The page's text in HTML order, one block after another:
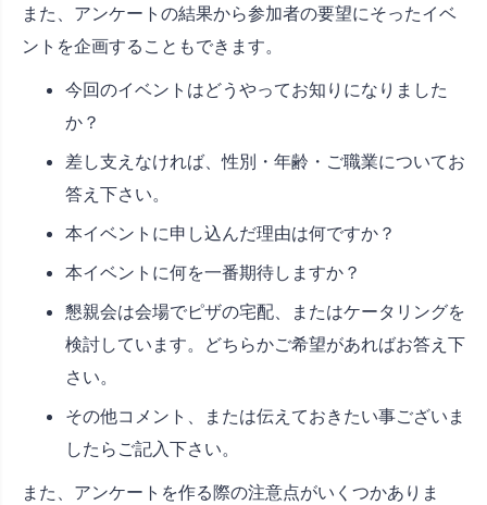
また、アンケートの結果から参加者の要望にそったイベ
ントを企画することもできます。
今回のイベントはどうやってお知りになりました
か？
差し支えなければ、性別・年齢・ご職業についてお
答え下さい。
本イベントに申し込んだ理由は何ですか？
本イベントに何を一番期待しますか？
懇親会は会場でピザの宅配、またはケータリングを
検討しています。どちらかご希望があればお答え下
さい。
その他コメント、または伝えておきたい事ございま
したらご記入下さい。
また、アンケートを作る際の注意点がいくつかありま